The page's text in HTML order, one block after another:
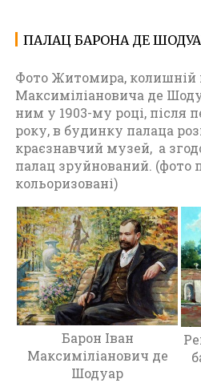
Ф
т
о
Ж
и
т
о
р
а
п
е
р
і
о
д
ПАЛАЦ БАРОНА ДЕ
Фото Житомира, колишній
Максиміліановича де
ним у 1903-му році, після
року, в будинку палаца
краєзнавчий музей, а
палац зруйнований. (фото
кольоризовані)
Барон Іван
Максиміліанович де
Шодуар